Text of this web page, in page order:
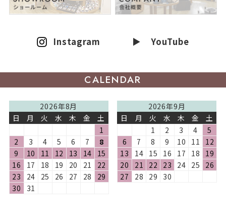
Instagram ▶ YouTube
CALENDAR
2026年8月
日
月 火 水 木 金
土
1
2
3 4 5 6 7
8
9
10 11 12 13 14
15
16
17 18 19 20 21
22
23
24 25 26 27 28
29
30
31
2026年9月
日
月 火 水 木 金
土
1
2 3 4
5
6
7 8 9 10 11
12
13
14 15 16 17 18
19
20
21 22 23 24 25
26
27
28 29 30